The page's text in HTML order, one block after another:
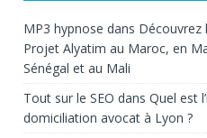
MP3 hypnose dans Découvrez
Projet Alyatim au Maroc, en
Sénégal et au Mali
Tout sur le SEO dans Quel est
domiciliation avocat à Lyon ?